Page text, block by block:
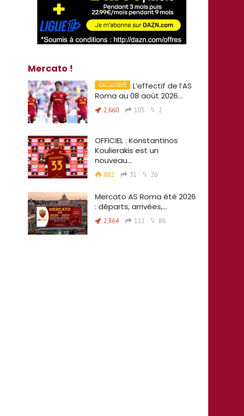
Mercato !
L’effectif de l’AS
Roma au 08 août 2026…
2,660 105 2
OFFICIEL : Konstantinos
Koulierakis est un
nouveau…
882 31 26
Mercato AS Roma été 2026
: départs, arrivées,…
2,864 112 86